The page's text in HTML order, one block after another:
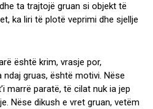
ta trajtojë gruan si objekt të
ka liri të plotë veprimi dhe sjellje
është krim, vrasje por,
gruas, është motivi. Nëse
marrë paratë, të cilat nuk ia jep
Nëse dikush e vret gruan, vetëm